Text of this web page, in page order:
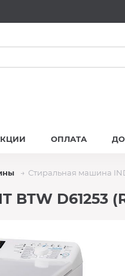
ОПЛАТА
Стиральная машина
BTW D61253